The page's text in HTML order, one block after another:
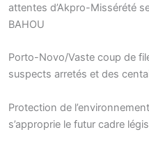
attentes d’Akpro-Missérété
BAHOU
Porto-Novo/Vaste coup de
suspects arretés et des
Protection de
s’approprie le futur cadre